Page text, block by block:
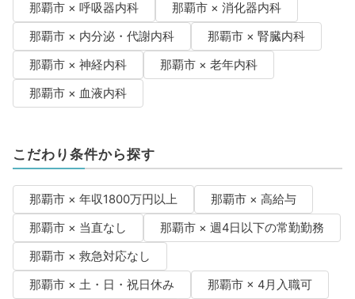
那覇市 × 呼吸器内科
那覇市 × 消化器内科
那覇市 × 内分泌・代謝内科
那覇市 × 腎臓内科
那覇市 × 神経内科
那覇市 × 老年内科
那覇市 × 血液内科
こだわり条件から探す
那覇市 × 年収1800万円以上
那覇市 × 高給与
那覇市 × 当直なし
那覇市 × 週4日以下の常勤勤務
那覇市 × 救急対応なし
那覇市 × 土・日・祝日休み
那覇市 × 4月入職可